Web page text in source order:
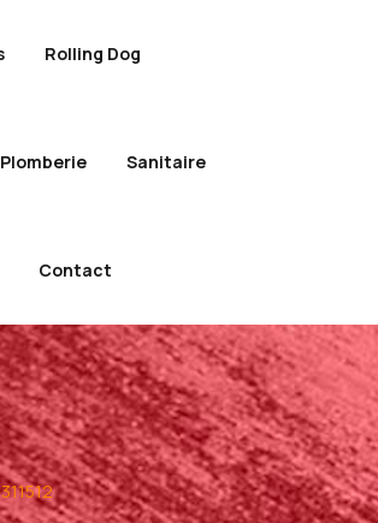
Rolling Dog
Plomberie Sanitaire
Contact